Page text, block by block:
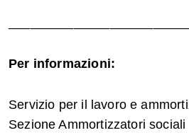
Per informazioni:
Servizio per il lavoro e
Sezione Ammortizzatori sociali